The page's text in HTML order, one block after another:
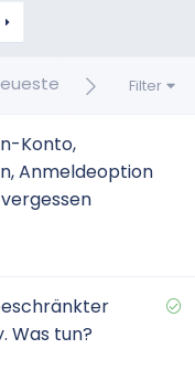
Filter
Konto,
Anmeldeoption
G
Was tun?